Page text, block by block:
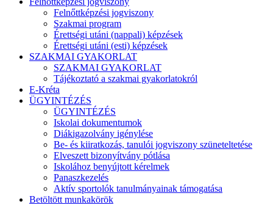
Felnőttképzési jogviszony
Szakmai program
Érettségi utáni (nappali) képzések
Érettségi utáni (esti) képzések
SZAKMAI GYAKORLAT
SZAKMAI GYAKORLAT
Tájékoztató a szakmai gyakorlatokról
E-Kréta
ÜGYINTÉZÉS
ÜGYINTÉZÉS
Iskolai dokumentumok
Diákigazolvány igénylése
Be- és kiiratkozás, tanulói jogviszony szüneteltetése
Elveszett bizonyítvány pótlása
Iskolához benyújtott kérelmek
Panaszkezelés
Aktív sportolók tanulmányainak támogatása
Betöltött munkakörök